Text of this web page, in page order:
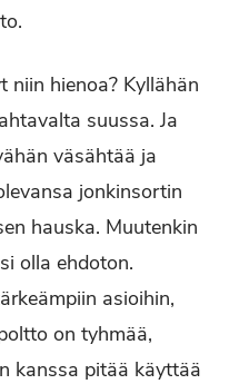
niin hienoa? Kyllähän
suussa. Ja
väsähtää ja
jonkinsortin
hauska. Muutenkin
olla ehdoton.
asioihin,
on tyhmää,
kanssa pitää käyttää